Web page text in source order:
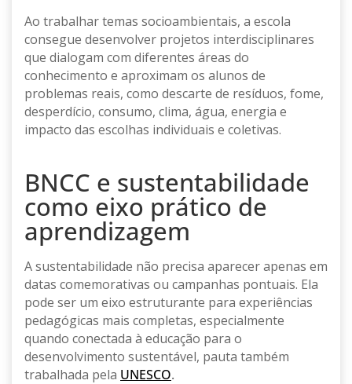
Ao trabalhar temas socioambientais, a escola
consegue desenvolver projetos interdisciplinares
que dialogam com diferentes áreas do
conhecimento e aproximam os alunos de
problemas reais, como descarte de resíduos, fome,
desperdício, consumo, clima, água, energia e
impacto das escolhas individuais e coletivas.
BNCC e sustentabilidade
como eixo prático de
aprendizagem
A sustentabilidade não precisa aparecer apenas em
datas comemorativas ou campanhas pontuais. Ela
pode ser um eixo estruturante para experiências
pedagógicas mais completas, especialmente
quando conectada à educação para o
desenvolvimento sustentável, pauta também
trabalhada pela UNESCO.